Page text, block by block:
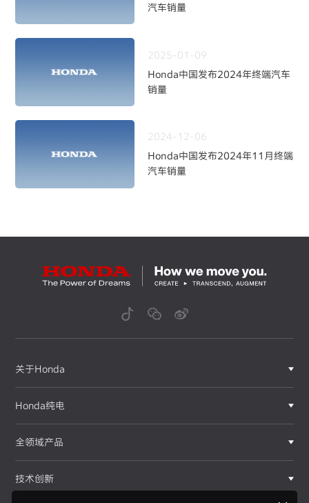
汽车销量
2025-01-09
Honda中国发布2024年终端汽车
销量
2024-12-06
Honda中国发布2024年11月终端
汽车销量
关于Honda
Honda纯电
全领域产品
技术创新